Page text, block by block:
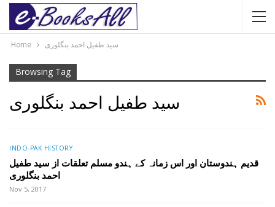
Home سید طفیل احمد بنگلوری
Browsing Tag
سید طفیل احمد بنگلوری
INDO-PAK HISTORY
قدیم ہندوستان اور اس زمانہ کے ہندو مسلم تعلقات از سید طفیل
احمد بنگلوری
Nov 5, 2017